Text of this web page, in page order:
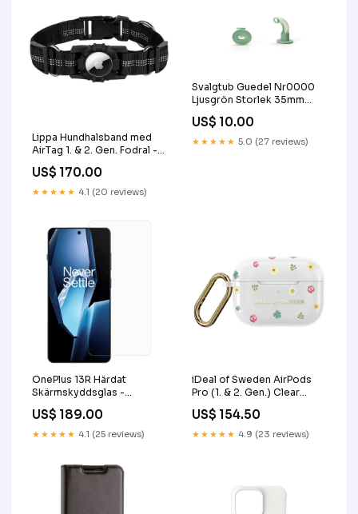
Lippa Hundhalsband med
AirTag 1. & 2. Gen. Fodral -
PIM_CategoryId_3043
US$ 170.00
★★★★★ 4.1 (20 reviews)
Svalgtub Guedel Nr0000
Ljusgrön Storlek 35mm
5440
US$ 10.00
★★★★★ 5.0 (27 reviews)
OnePlus 13R Härdat
Skärmskyddsglas -
PIM_CategoryId_2178
US$ 189.00
★★★★★ 4.1 (25 reviews)
iDeal of Sweden AirPods
Pro (1. & 2. Gen.) Clear
Petite Floral
PIM_CategoryId_2642
US$ 154.50
★★★★★ 4.9 (23 reviews)